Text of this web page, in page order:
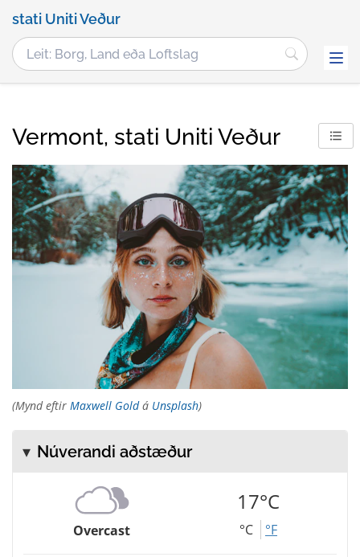
stati Uniti Veður
Vermont, stati Uniti Veður
(Mynd eftir Maxwell Goldá Unsplash)
Núverandi aðstæður
Overcast
17°C
°C °F